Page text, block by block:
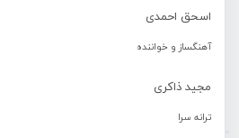
اسحق احمدی
آهنگساز و خواننده
مجید ذاکری
ترانه سرا